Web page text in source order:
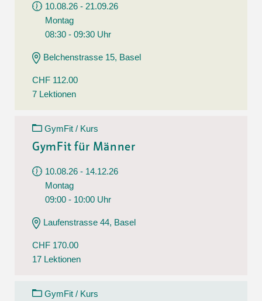
10.08.26 - 21.09.26
Montag
08:30 - 09:30 Uhr
Belchenstrasse 15, Basel
CHF 112.00
7 Lektionen
GymFit / Kurs
GymFit für Männer
10.08.26 - 14.12.26
Montag
09:00 - 10:00 Uhr
Laufenstrasse 44, Basel
CHF 170.00
17 Lektionen
GymFit / Kurs